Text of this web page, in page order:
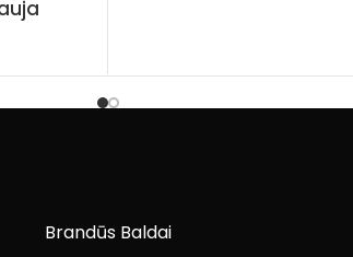
Brandūs Baldai